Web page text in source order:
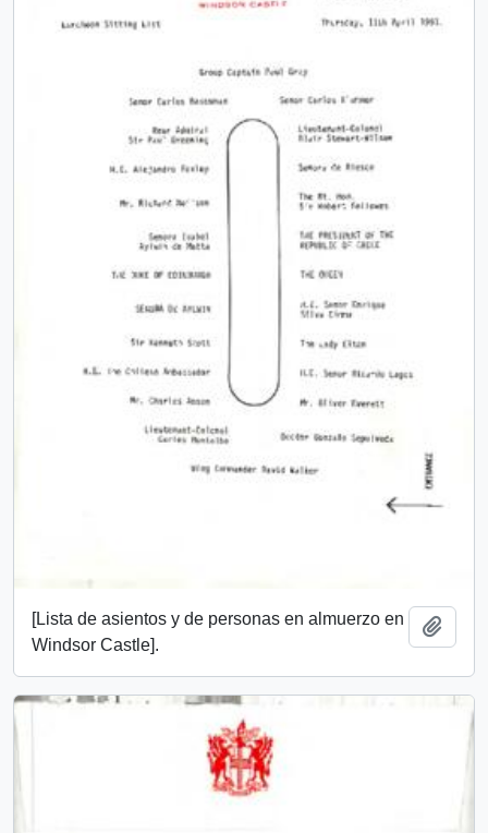
[Lista de asientos y de personas en almuerzo en
Windsor Castle].